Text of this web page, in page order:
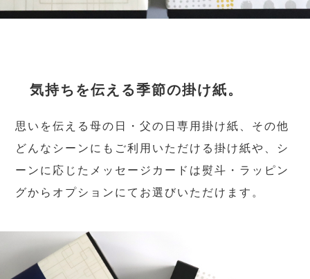
気持ちを伝える季節の掛け紙。
思いを伝える母の日・父の日専用掛け紙、その他
どんなシーンにもご利用いただける掛け紙や、シ
ーンに応じたメッセージカードは熨斗・ラッピン
グからオプションにてお選びいただけます。